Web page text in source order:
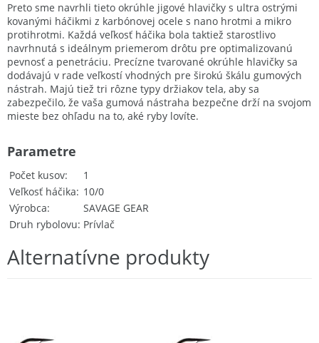
Preto sme navrhli tieto okrúhle jigové hlavičky s ultra ostrými
kovanými háčikmi z karbónovej ocele s nano hrotmi a mikro
protihrotmi. Každá veľkosť háčika bola taktiež starostlivo
navrhnutá s ideálnym priemerom drôtu pre optimalizovanú
pevnosť a penetráciu. Precízne tvarované okrúhle hlavičky sa
dodávajú v rade veľkostí vhodných pre širokú škálu gumových
nástrah. Majú tiež tri rôzne typy držiakov tela, aby sa
zabezpečilo, že vaša gumová nástraha bezpečne drží na svojom
mieste bez ohľadu na to, aké ryby lovíte.
Počet kusov
1
Veľkosť háčika
10/0
Výrobca
SAVAGE GEAR
Druh rybolovu Prívlač
Parametre
Alternatívne produkty